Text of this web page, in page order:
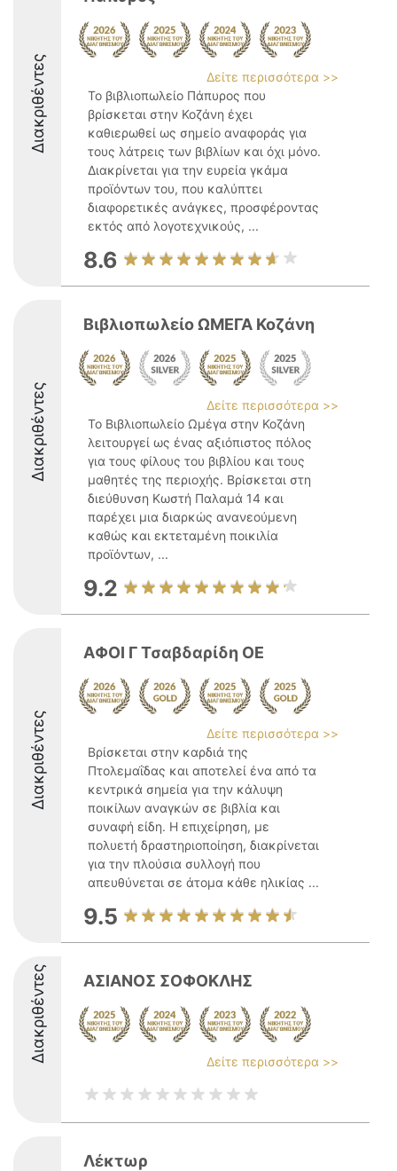
Διακριθέντες
Δείτε περισσότερα >>
Το βιβλιοπωλείο Πάπυρος που
βρίσκεται στην Κοζάνη έχει
καθιερωθεί ως σημείο αναφοράς για
τους λάτρεις των βιβλίων και όχι μόνο.
Διακρίνεται για την ευρεία γκάμα
προϊόντων του, που καλύπτει
διαφορετικές ανάγκες, προσφέροντας
εκτός από λογοτεχνικούς, ...
8.6
Διακριθέντες
Βιβλιοπωλείο ΩΜΕΓΑ Κοζάνη
Δείτε περισσότερα >>
Το Βιβλιοπωλείο Ωμέγα στην Κοζάνη
λειτουργεί ως ένας αξιόπιστος πόλος
για τους φίλους του βιβλίου και τους
μαθητές της περιοχής. Βρίσκεται στη
διεύθυνση Κωστή Παλαμά 14 και
παρέχει μια διαρκώς ανανεούμενη
καθώς και εκτεταμένη ποικιλία
προϊόντων, ...
9.2
Διακριθέντες
ΑΦΟΙ Γ Τσαβδαρίδη ΟΕ
Δείτε περισσότερα >>
Βρίσκεται στην καρδιά της
Πτολεμαΐδας και αποτελεί ένα από τα
κεντρικά σημεία για την κάλυψη
ποικίλων αναγκών σε βιβλία και
συναφή είδη. Η επιχείρηση, με
πολυετή δραστηριοποίηση, διακρίνεται
για την πλούσια συλλογή που
απευθύνεται σε άτομα κάθε ηλικίας ...
9.5
Διακριθέντες ΑΣΙΑΝΟΣ ΣΟΦΟΚΛΗΣ
Δείτε περισσότερα >>
Λέκτωρ